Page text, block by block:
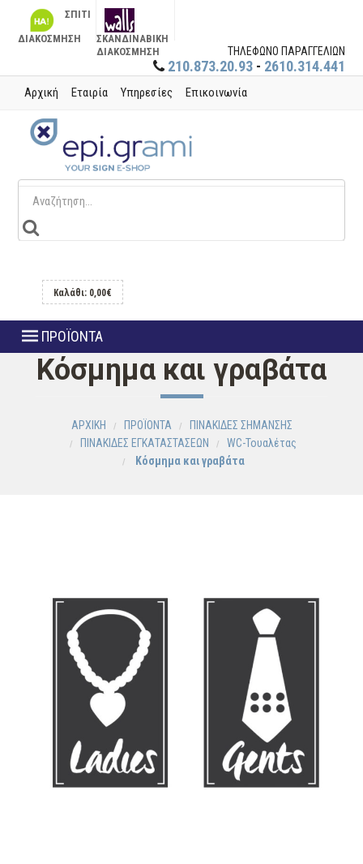
ΣΠΙΤΙ
ΔΙΑΚΟΣΜΗΣΗ
ΣΚΑΝΔΙΝΑΒΙΚΗ
ΔΙΑΚΟΣΜΗΣΗ
ΤΗΛΕΦΩΝΟ ΠΑΡΑΓΓΕΛΙΩΝ
210.873.20.93 - 2610.314.441
Αρχική Εταιρία Υπηρεσίες Επικοινωνία
Καλάθι: 0,00€
ΠΡΟΪΟΝΤΑ
Κόσμημα και γραβάτα
ΑΡΧΙΚΗ ΠΡΟΪΟΝΤΑ
ΠΙΝΑΚΙΔΕΣ ΣΗΜΑΝΣΗΣ
ΠΙΝΑΚΙΔΕΣ ΕΓΚΑΤΑΣΤΑΣΕΩΝ
WC-Τουαλέτας
Κόσμημα και γραβάτα